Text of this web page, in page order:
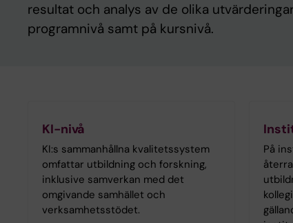
resultat och analys av de olika
programnivå samt på kursnivå.
KI-nivå
KI:s sammanhållna kvalitetssystem
omfattar utbildning och forskning,
inklusive samverkan med det
omgivande samhället och
verksamhetsstödet.
På